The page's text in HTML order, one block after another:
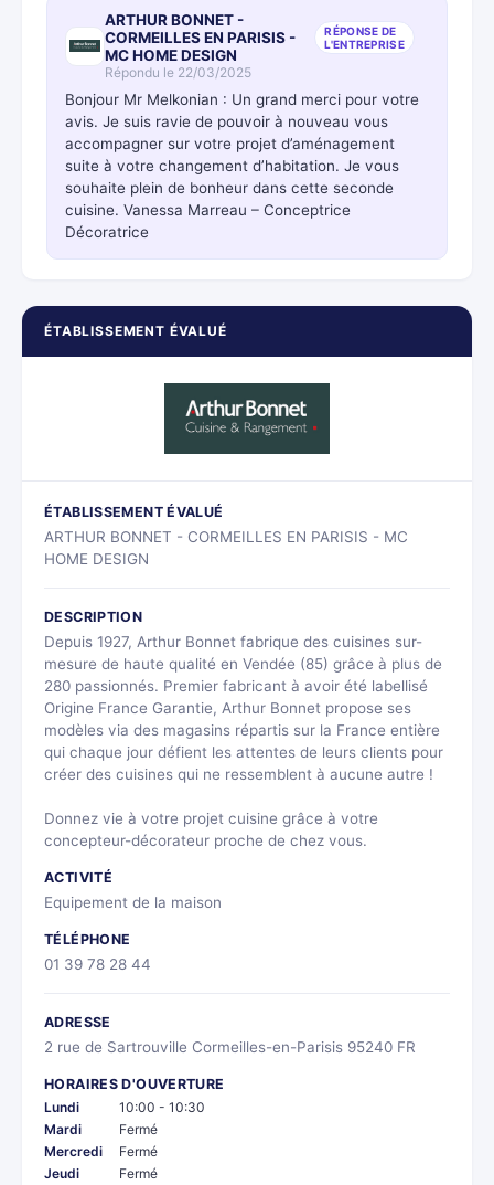
ÉTABLISSEMENT ÉVALUÉ
ÉTABLISSEMENT ÉVALUÉ
ARTHUR BONNET - CORMEILLES EN PARISIS - MC
HOME DESIGN
DESCRIPTION
Depuis 1927, Arthur Bonnet fabrique des cuisines sur-
mesure de haute qualité en Vendée (85) grâce à plus de
280 passionnés. Premier fabricant à avoir été labellisé
Origine France Garantie, Arthur Bonnet propose ses
modèles via des magasins répartis sur la France entière
qui chaque jour défient les attentes de leurs clients pour
créer des cuisines qui ne ressemblent à aucune autre !
Donnez vie à votre projet cuisine grâce à votre
concepteur-décorateur proche de chez vous.
ACTIVITÉ
Equipement de la maison
TÉLÉPHONE
01 39 78 28 44
ADRESSE
2 rue de Sartrouville Cormeilles-en-Parisis 95240 FR
HORAIRES D'OUVERTURE
Lundi
10:00 - 10:30
Mardi
Fermé
Mercredi
Fermé
Jeudi
Fermé
ARTHUR BONNET -
CORMEILLES EN PARISIS -
MC HOME DESIGN
RÉPONSE DE
L'ENTREPRISE
Répondu le 22/03/2025
Bonjour Mr Melkonian : Un grand merci pour votre
avis. Je suis ravie de pouvoir à nouveau vous
accompagner sur votre projet d’aménagement
suite à votre changement d’habitation. Je vous
souhaite plein de bonheur dans cette seconde
cuisine. Vanessa Marreau – Conceptrice
Décoratrice